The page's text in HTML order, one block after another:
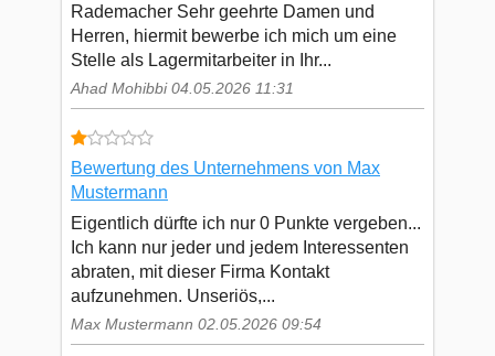
Rademacher Sehr geehrte Damen und
Herren, hiermit bewerbe ich mich um eine
Stelle als Lagermitarbeiter in Ihr...
Ahad Mohibbi 04.05.2026 11:31
Bewertung des Unternehmens von Max
Mustermann
Eigentlich dürfte ich nur 0 Punkte vergeben...
Ich kann nur jeder und jedem Interessenten
abraten, mit dieser Firma Kontakt
aufzunehmen. Unseriös,...
Max Mustermann 02.05.2026 09:54